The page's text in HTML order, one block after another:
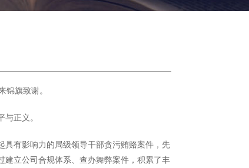
旗致谢。
正义。
具有影响力的局级领导干部贪污贿赂案件，先
建立公司合规体系、查办舞弊案件，积累了丰